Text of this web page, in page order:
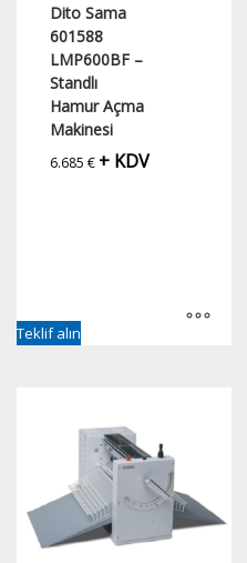
Dito Sama
601588
LMP600BF –
Standlı
Hamur Açma
Makinesi
6.685 € + KDV
Teklif alın